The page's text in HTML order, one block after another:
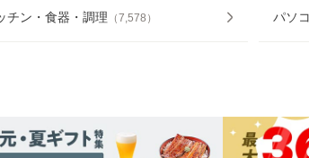
チン・食器・調理 （7,578 ） パソ